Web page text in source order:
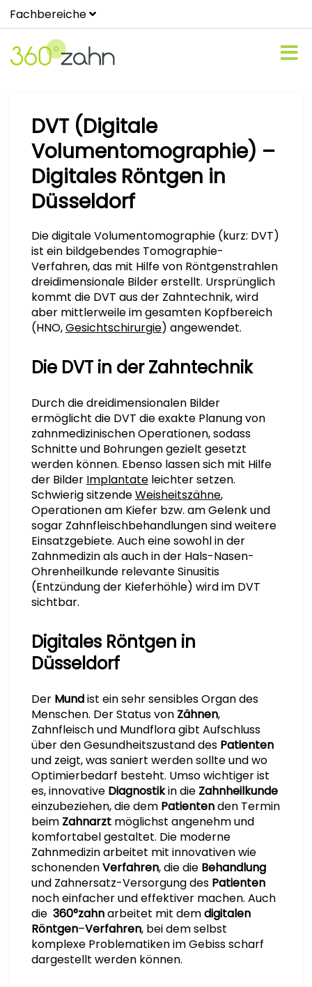
Fachbereiche
DVT (Digitale
Volumentomographie) –
Digitales Röntgen in
Düsseldorf
Die digitale Volumentomographie (kurz: DVT)
ist ein bildgebendes Tomographie-
Verfahren, das mit Hilfe von Röntgenstrahlen
dreidimensionale Bilder erstellt. Ursprünglich
kommt die DVT aus der Zahntechnik, wird
aber mittlerweile im gesamten Kopfbereich
(HNO,Gesichtschirurgie) angewendet.
Die DVT in der Zahntechnik
Durch die dreidimensionalen Bilder
ermöglicht die DVT die exakte Planung von
zahnmedizinischen Operationen, sodass
Schnitte und Bohrungen gezielt gesetzt
werden können. Ebenso lassen sich mit Hilfe
der Bilder Implantate leichter setzen.
Schwierig sitzendeWeisheitszähne,
Operationen am Kiefer bzw. am Gelenk und
sogar Zahnfleischbehandlungen sind weitere
Einsatzgebiete. Auch eine sowohl in der
Zahnmedizin als auch in der Hals-Nasen-
Ohrenheilkunde relevante Sinusitis
(Entzündung der Kieferhöhle) wird im DVT
sichtbar.
Digitales Röntgen in
Düsseldorf
Der Mundist ein sehr sensibles Organ des
Menschen. Der Status von Zähnen,
Zahnfleisch und Mundflora gibt Aufschluss
über den Gesundheitszustand des Patienten
und zeigt, was saniert werden sollte und wo
Optimierbedarf besteht. Umso wichtiger ist
es, innovative Diagnostikin die Zahnheilkunde
einzubeziehen, die dem Patientenden Termin
beim Zahnarzt möglichst angenehm und
komfortabel gestaltet. Die moderne
Zahnmedizin arbeitet mit innovativen wie
schonendenVerfahren, die die Behandlung
und Zahnersatz-Versorgung des Patienten
noch einfacher und effektiver machen. Auch
die 360°zahnarbeitet mit demdigitalen
Röntgen–Verfahren, bei dem selbst
komplexe Problematiken im Gebiss scharf
dargestellt werden können.